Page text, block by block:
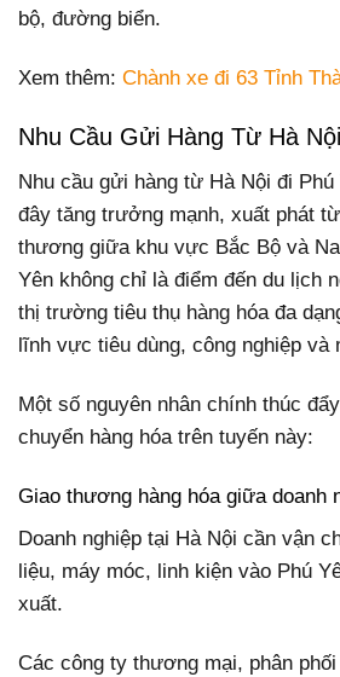
bộ, đường biển.
Xem thêm: Chành xe đi 63 Tỉnh
Nhu Cầu Gửi Hàng Từ Hà
Nhu cầu gửi hàng từ Hà Nội đi
đây tăng trưởng mạnh, xuất phát
thương giữa khu vực Bắc Bộ và
Yên không chỉ là điểm đến du lịch
thị trường tiêu thụ hàng hóa đa
lĩnh vực tiêu dùng, công nghiệp và
Một số nguyên nhân chính thúc
chuyển hàng hóa trên tuyến này:
Giao thương hàng hóa giữa doanh
Doanh nghiệp tại Hà Nội cần vận
liệu, máy móc, linh kiện vào Phú
xuất.
Các công ty thương mại, phân